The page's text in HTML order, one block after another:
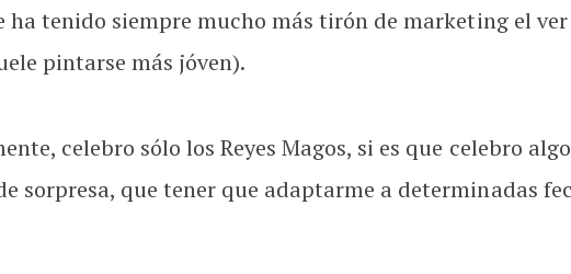
ha tenido siempre mucho más tirón de marketing el
pintarse más jóven).
celebro sólo los Reyes Magos, si es que celebro
sorpresa, que tener que adaptarme a determinadas